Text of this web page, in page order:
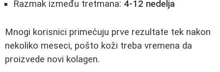
Razmak između tretmana: 4-12 nedelja
Mnogi korisnici primećuju prve rezultate tek nakon
nekoliko meseci, pošto koži treba vremena da
proizvede novi kolagen.